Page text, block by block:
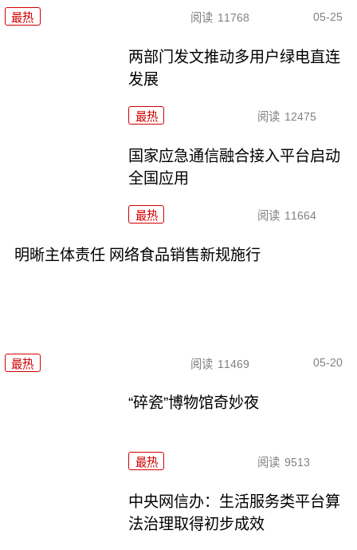
最热 阅读 11768 05-25
两部门发文推动多用户绿电直连
发展
最热 阅读 12475
国家应急通信融合接入平台启动
全国应用
最热 阅读 11664
明晰主体责任 网络食品销售新规施行
最热 阅读 11469 05-20
“碎瓷”博物馆奇妙夜
最热 阅读 9513
中央网信办：生活服务类平台算
法治理取得初步成效